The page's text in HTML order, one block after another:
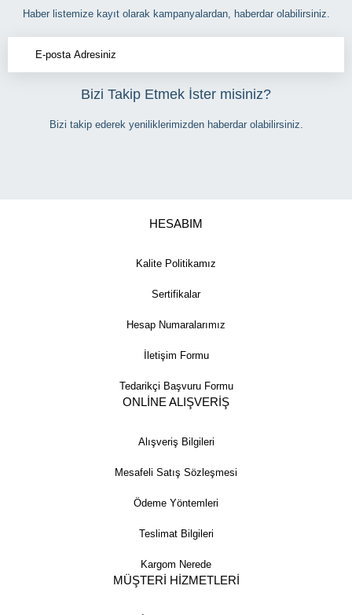
Haber listemize kayıt olarak kampanyalardan, haberdar olabilirsiniz.
Bizi Takip Etmek İster misiniz?
Bizi takip ederek yeniliklerimizden haberdar olabilirsiniz.
HESABIM
Kalite Politikamız
Sertifikalar
Hesap Numaralarımız
İletişim Formu
Tedarikçi Başvuru Formu
ONLİNE ALIŞVERİŞ
Alışveriş Bilgileri
Mesafeli Satış Sözleşmesi
Ödeme Yöntemleri
Teslimat Bilgileri
Kargom Nerede
MÜŞTERİ HİZMETLERİ